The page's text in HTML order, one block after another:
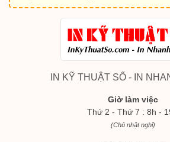
IN KỸ THUẬT SỐ - IN
Giờ làm việc
Thứ 2 - Thứ 7 : 8h -
(Chủ nhật nghỉ)